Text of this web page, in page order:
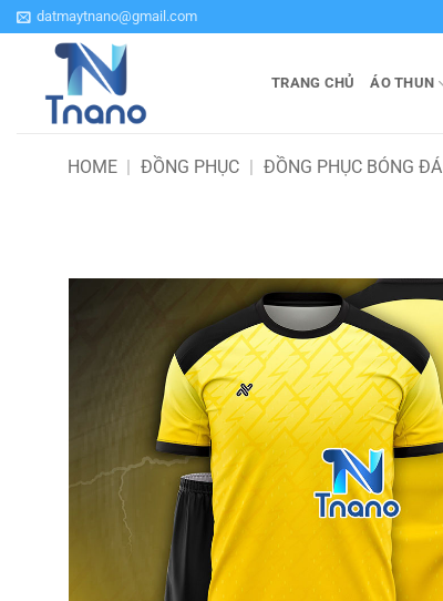
Bỏ
qua
datmaytnano@gmail.com
TRANG CHỦ ÁO THUN
HOME | ĐỒNG PHỤC | ĐỒNG PHỤC BÓNG ĐÁ